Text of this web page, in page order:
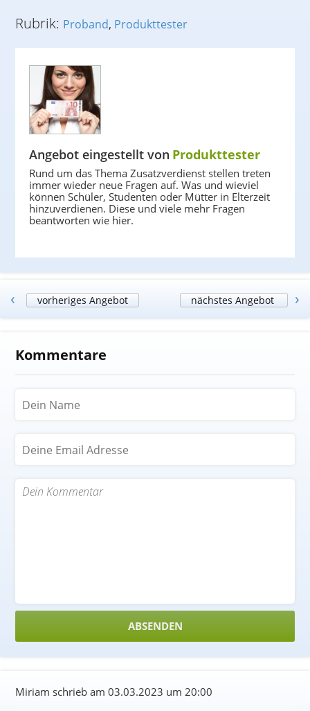
Rubrik: Proband, Produkttester
Angebot eingestellt von Produkttester
Rund um das Thema Zusatzverdienst stellen treten
immer wieder neue Fragen auf. Was und wieviel
können Schüler, Studenten oder Mütter in Elterzeit
hinzuverdienen. Diese und viele mehr Fragen
beantworten wie hier.
‹ vorheriges Angebot nächstes Angebot ›
Kommentare
Miriam schrieb am 03.03.2023 um 20:00